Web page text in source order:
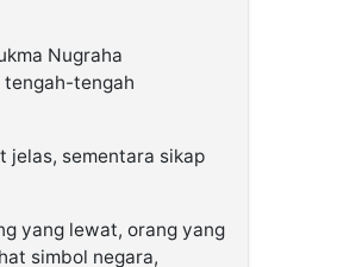
Nugraha
tengah
jelas, sementara sikap
yang lewat, orang yang
simbol negara,